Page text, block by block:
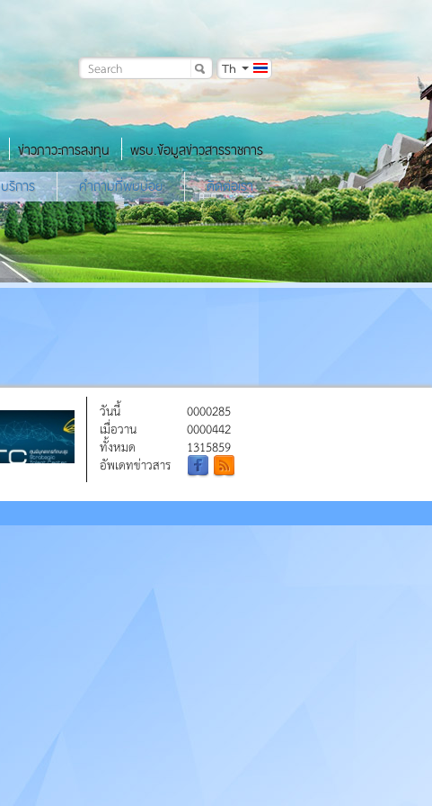
Th
ข่าวภาวะการลงทุน
พรบ.ข้อมูลข่าวสารราชการ
บริการ คำถามที่พบบ่อย ติดต่อเรา
วันนี้
0000285
เมื่อวาน
0000442
ทั้งหมด
1315859
อัพเดทข่าวสาร